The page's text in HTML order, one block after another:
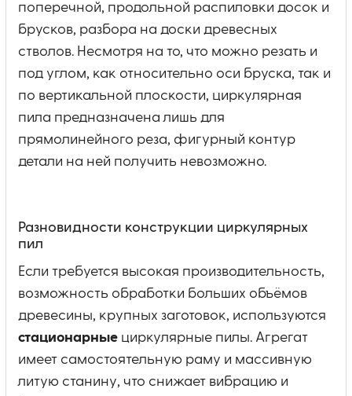
поперечной, продольной распиловки досок и
брусков, разбора на доски древесных
стволов. Несмотря на то, что можно резать и
под углом, как относительно оси бруска, так и
по вертикальной плоскости, циркулярная
пила предназначена лишь для
прямолинейного реза, фигурный контур
детали на ней получить невозможно.
Разновидности конструкции циркулярных
пил
Если требуется высокая производительность,
возможность обработки больших объёмов
древесины, крупных заготовок, используются
стационарные циркулярные пилы. Агрегат
имеет самостоятельную раму и массивную
литую станину, что снижает вибрацию и